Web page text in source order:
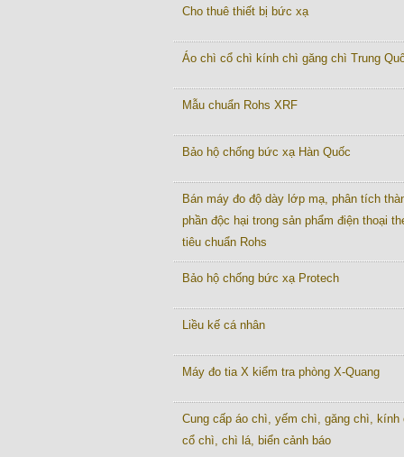
Cho thuê thiết bị bức xạ
Áo chì cổ chì kính chì găng chì Trung
Mẫu chuẩn Rohs XRF
Bảo hộ chống bức xạ Hàn Quốc
Bán máy đo độ dày lớp mạ, phân tích
phần độc hại trong sản phẩm điện thoại
tiêu chuẩn Rohs
Bảo hộ chống bức xạ Protech
Liều kế cá nhân
Máy đo tia X kiểm tra phòng X-Quang
Cung cấp áo chì, yếm chì, găng chì, kính
cổ chì, chì lá, biển cảnh báo